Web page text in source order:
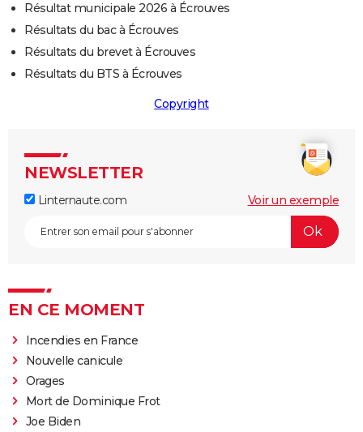
Résultat municipale 2026 à Écrouves
Résultats du bac à Écrouves
Résultats du brevet à Écrouves
Résultats du BTS à Écrouves
Copyright
NEWSLETTER
Linternaute.com Voir un exemple
EN CE MOMENT
Incendies en France
Nouvelle canicule
Orages
Mort de Dominique Frot
Joe Biden